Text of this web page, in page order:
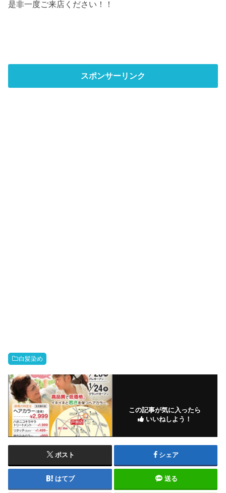
是非一度ご来店ください！！
スポンサーリンク
白髪染め
この記事が気に入ったら
いいねしよう！
ポスト シェア
はてブ 送る